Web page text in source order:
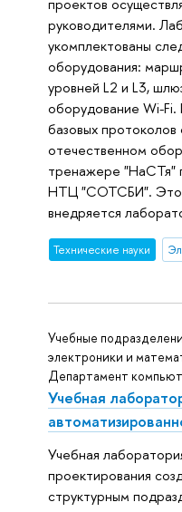
руководителями.
укомплектованы
оборудования:
уровней L2 и L3,
оборудование Wi-Fi.
базовых
отечественном
тренажере "НаСТя"
НТЦ "СОТСБИ". Это
внедряется
Тех­ничес­кие науки
Учебные
электроники и
Департамент
Учебная
Учебная
проектирования
структурным